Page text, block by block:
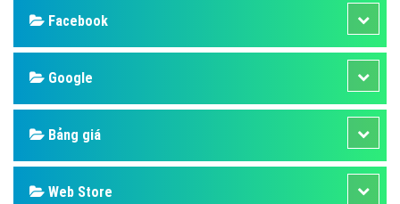
Facebook
Google
Bảng giá
Web Store